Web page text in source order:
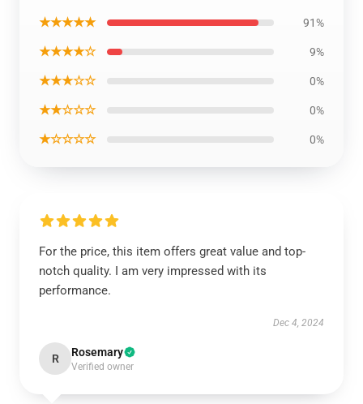
★★★★★ 91%
★★★★☆ 9%
★★★☆☆ 0%
★★☆☆☆ 0%
★☆☆☆☆ 0%
For the price, this item offers great value and top-
notch quality. I am very impressed with its
performance.
Dec 4, 2024
R Rosemary
Verified owner